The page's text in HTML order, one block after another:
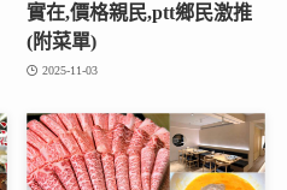
實在,價格親民,ptt鄉民激推
(附菜單)
2025-11-03